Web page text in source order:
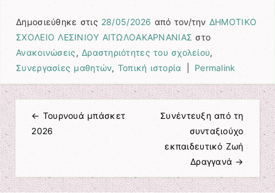
Δημοσιεύθηκε στις 28/05/2026 από τον/την ΔΗΜΟΤΙΚΟ
ΣΧΟΛΕΙΟ ΛΕΣΙΝΙΟΥ ΑΙΤΩΛΟΑΚΑΡΝΑΝΙΑΣ στο
Ανακοινώσεις, Δραστηριότητες του σχολείου,
Συνεργασίες μαθητών, Τοπική ιστορία Permalink
Πλοήγηση άρθρων
← Τουρνουά μπάσκετ
2026
Συνέντευξη από τη
συνταξιούχο
εκπαιδευτικό Ζωή
Δραγγανά →